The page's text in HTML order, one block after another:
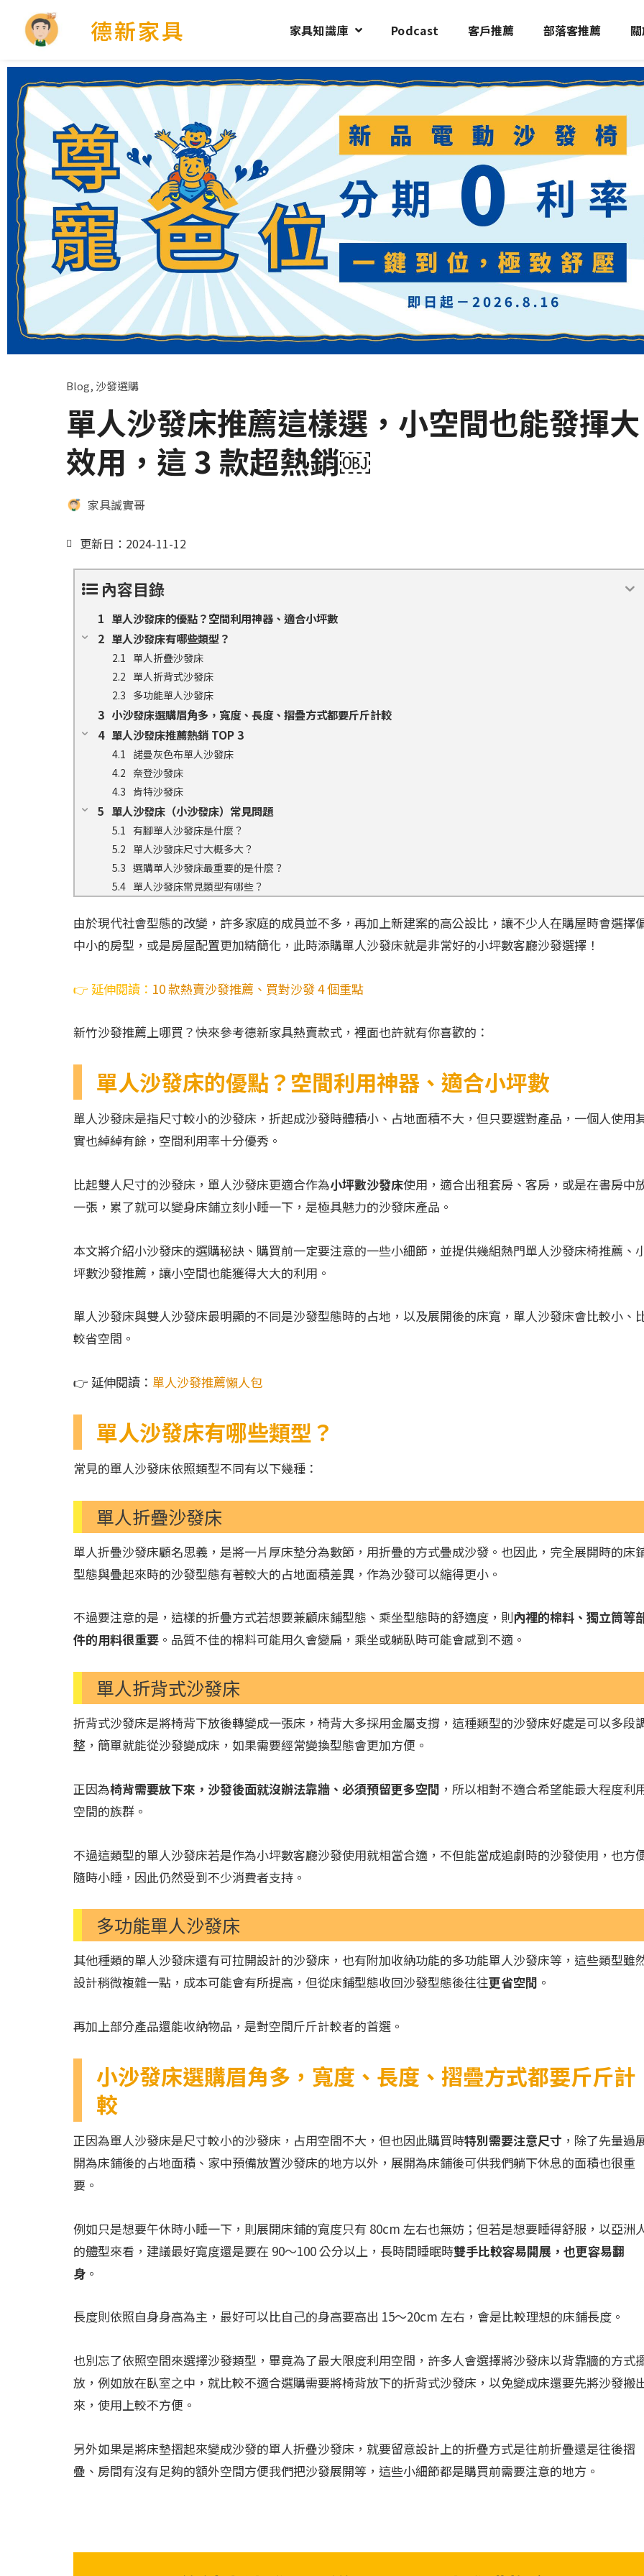
德新家具 家具知識庫 Podcast 客戶推薦 部落客推薦
Blog, 沙發選購
單人沙發床推薦這樣選，小空間也能發揮大
效用，這 3 款超熱銷￼
家具誠實哥
更新日：2024-11-12
內容目錄
單人沙發床的優點？空間利用神器、適合小坪數
單人沙發床有哪些類型？
單人折疊沙發床
單人折背式沙發床
多功能單人沙發床
小沙發床選購眉角多，寬度、長度、摺疊方式都要斤斤計較
單人沙發床推薦熱銷 TOP 3
諾曼灰色布單人沙發床
奈登沙發床
肯特沙發床
單人沙發床（小沙發床）常見問題
有腳單人沙發床是什麼？
單人沙發床尺寸大概多大？
選購單人沙發床最重要的是什麼？
單人沙發床常見類型有哪些？
由於現代社會型態的改變，許多家庭的成員並不多，再加上新建案的高公設比，讓不少人在購屋時會選擇
中小的房型，或是房屋配置更加精簡化，此時添購單人沙發床就是非常好的小坪數客廳沙發選擇！
👉 延伸閱讀： 10 款熱賣沙發推薦、買對沙發 4 個重點
新竹沙發推薦上哪買？快來參考德新家具熱賣款式，裡面也許就有你喜歡的：
單人沙發床的優點？空間利用神器、適合小坪數
單人沙發床是指尺寸較小的沙發床，折起成沙發時體積小、占地面積不大，但只要選對產品，一個人使用
實也綽綽有餘，空間利用率十分優秀。
比起雙人尺寸的沙發床，單人沙發床更適合作為小坪數沙發床使用，適合出租套房、客房，或是在書房中
一張，累了就可以變身床鋪立刻小睡一下，是極具魅力的沙發床產品。
本文將介紹小沙發床的選購秘訣、購買前一定要注意的一些小細節，並提供幾組熱門單人沙發床椅推薦、
坪數沙發推薦，讓小空間也能獲得大大的利用。
單人沙發床與雙人沙發床最明顯的不同是沙發型態時的占地，以及展開後的床寬，單人沙發床會比較小、
較省空間。
👉 延伸閱讀： 單人沙發推薦懶人包
單人沙發床有哪些類型？
常見的單人沙發床依照類型不同有以下幾種：
單人折疊沙發床
單人折疊沙發床顧名思義，是將一片厚床墊分為數節，用折疊的方式疊成沙發。也因此，完全展開時的床
型態與疊起來時的沙發型態有著較大的占地面積差異，作為沙發可以縮得更小。
不過要注意的是，這樣的折疊方式若想要兼顧床鋪型態、乘坐型態時的舒適度，則內裡的棉料、獨立筒等
件的用料很重要 。品質不佳的棉料可能用久會變扁，乘坐或躺臥時可能會感到不適。
單人折背式沙發床
折背式沙發床是將椅背下放後轉變成一張床，椅背大多採用金屬支撐，這種類型的沙發床好處是可以多段
整，簡單就能從沙發變成床，如果需要經常變換型態會更加方便。
正因為椅背需要放下來，沙發後面就沒辦法靠牆、必須預留更多空間 ，所以相對不適合希望能最大程度利
空間的族群。
不過這類型的單人沙發床若是作為小坪數客廳沙發使用就相當合適，不但能當成追劇時的沙發使用，也方
隨時小睡，因此仍然受到不少消費者支持。
多功能單人沙發床
其他種類的單人沙發床還有可拉開設計的沙發床，也有附加收納功能的多功能單人沙發床等，這些類型雖
設計稍微複雜一點，成本可能會有所提高，但從床鋪型態收回沙發型態後往往更省空間 。
再加上部分產品還能收納物品，是對空間斤斤計較者的首選。
小沙發床選購眉角多，寬度、長度、摺疊方式都要斤斤計
較
正因為單人沙發床是尺寸較小的沙發床，占用空間不大，但也因此購買時特別需要注意尺寸 ，除了先量過
開為床鋪後的占地面積、家中預備放置沙發床的地方以外，展開為床鋪後可供我們躺下休息的面積也很重
要。
例如只是想要午休時小睡一下，則展開床鋪的寬度只有 80cm 左右也無妨；但若是想要睡得舒服，以亞洲
的體型來看，建議最好寬度還是要在 90～100 公分以上，長時間睡眠時雙手比較容易開展，也更容易翻
身 。
長度則依照自身身高為主，最好可以比自己的身高要高出 15～20cm 左右，會是比較理想的床鋪長度。
也別忘了依照空間來選擇沙發類型，畢竟為了最大限度利用空間，許多人會選擇將沙發床以背靠牆的方式
放，例如放在臥室之中，就比較不適合選購需要將椅背放下的折背式沙發床，以免變成床還要先將沙發搬
來，使用上較不方便。
另外如果是將床墊摺起來變成沙發的單人折疊沙發床，就要留意設計上的折疊方式是往前折疊還是往後摺
疊、房間有沒有足夠的額外空間方便我們把沙發展開等，這些小細節都是購買前需要注意的地方。